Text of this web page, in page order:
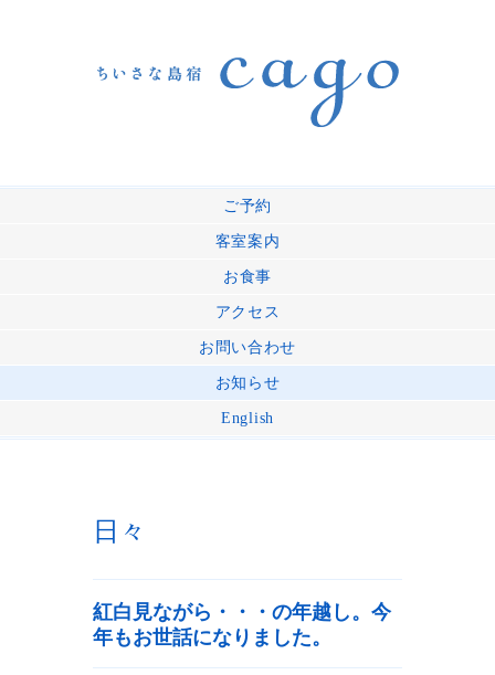
ご予約
客室案内
お食事
アクセス
お問い合わせ
お知らせ
English
日々
紅白見ながら・・・の年越し。今
年もお世話になりました。